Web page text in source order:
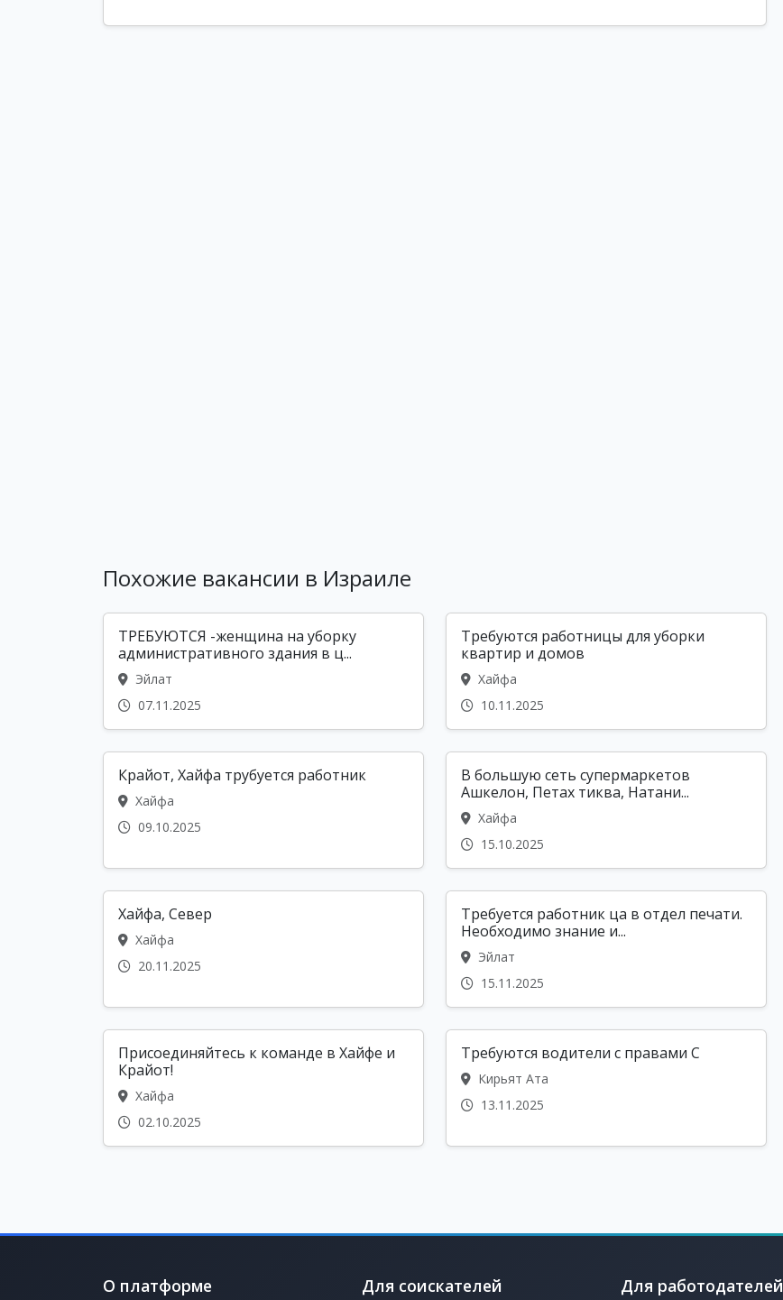
Похожие вакансии в Израиле
ТРЕБУЮТСЯ -женщина на уборку
административного здания в ц...
Эйлат
07.11.2025
Требуются работницы для уборки
квартир и домов
Хайфа
10.11.2025
Крайот, Хайфа трубуется работник
Хайфа
09.10.2025
В большую сеть супермаркетов
Ашкелон, Петах тиква, Натани...
Хайфа
15.10.2025
Хайфа, Север
Хайфа
20.11.2025
Требуется работник ца в отдел печати.
Необходимо знание и...
Эйлат
15.11.2025
Присоединяйтесь к команде в Хайфе и
Крайот!
Хайфа
02.10.2025
Требуются водители с правами С
Кирьят Ата
13.11.2025
О платформе Для соискателей Для работодателей